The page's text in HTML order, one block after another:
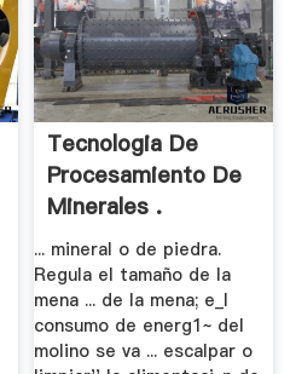
Tecnologia De
Procesamiento De
Minerales .
... mineral o de piedra.
Regula el tamaño de la
mena ... de la mena; e_l
consumo de energ1~ del
molino se va ... escalpar o